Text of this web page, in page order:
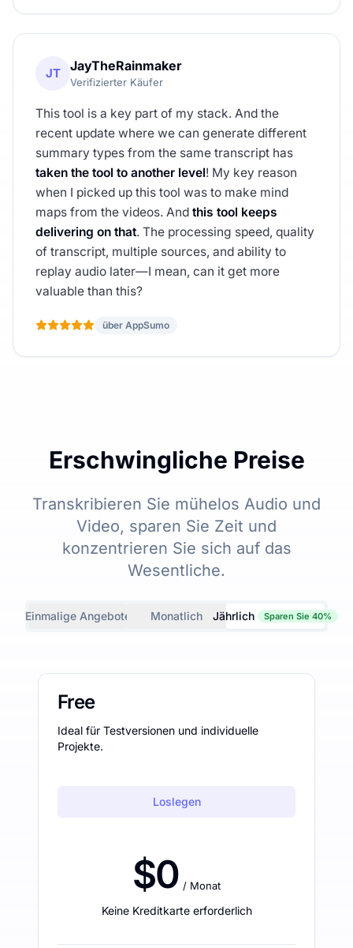
JT JayTheRainmaker
Verifizierter Käufer
This tool is a key part of my stack. And the
recent update where we can generate different
summary types from the same transcript has
taken the tool to another level! My key reason
when I picked up this tool was to make mind
maps from the videos. And this tool keeps
delivering on that. The processing speed, quality
of transcript, multiple sources, and ability to
replay audio later—I mean, can it get more
valuable than this?
über AppSumo
Erschwingliche Preise
Transkribieren Sie mühelos Audio und
Video, sparen Sie Zeit und
konzentrieren Sie sich auf das
Wesentliche.
Einmalige Angebote Monatlich Jährlich Sparen Sie 40%
Free
Ideal für Testversionen und individuelle
Projekte.
Loslegen
$0 / Monat
Keine Kreditkarte erforderlich